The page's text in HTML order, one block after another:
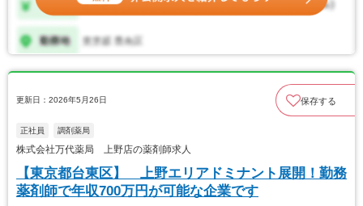
更新日：2026年5月26日 保存する
正社員 調剤薬局
株式会社万代薬局 上野店の薬剤師求人
【東京都台東区】 上野エリアドミナント展開！勤務
薬剤師で年収700万円が可能な企業です